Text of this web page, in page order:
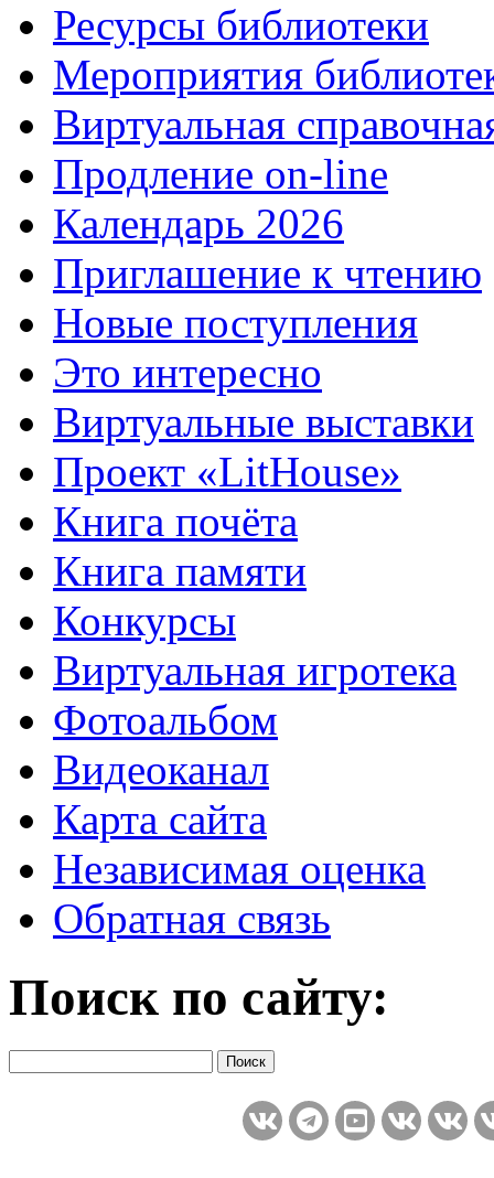
Ресурсы библиотеки
Мероприятия
Виртуальная
Продление on-line
Календарь 2026
Приглашение к чтению
Новые поступления
Это интересно
Виртуальные выставки
Проект «LitHouse»
Книга почёта
Книга памяти
Конкурсы
Виртуальная игротека
Фотоальбом
Видеоканал
Карта сайта
Независимая оценка
Обратная связь
Поиск по сайту: